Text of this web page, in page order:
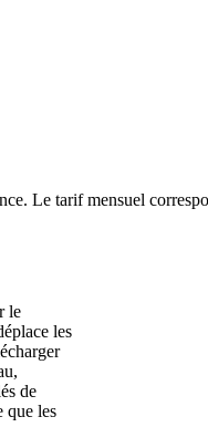
Le tarif mensuel
le
les
de
que les